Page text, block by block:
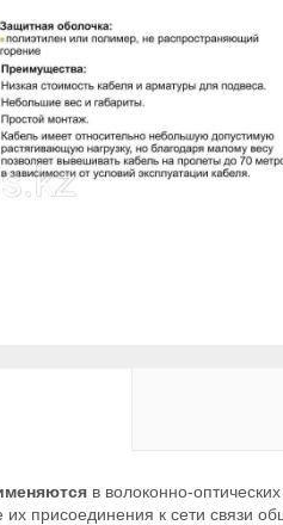
в волоконно-
их присоединения к сети связи